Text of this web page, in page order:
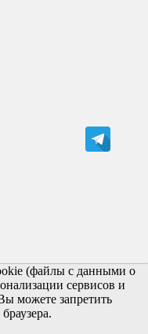
(файлы с данными о
сервисов и
можете запретить